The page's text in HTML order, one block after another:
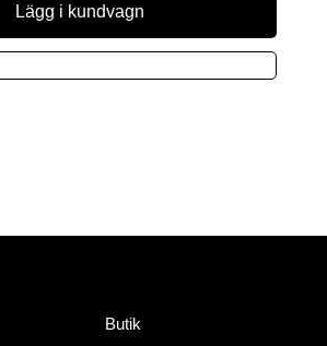
Lägg i kundvagn
Butik